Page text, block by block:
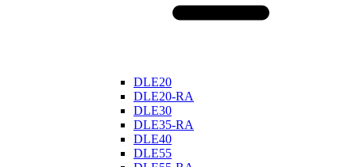
DLE20
DLE20-RA
DLE30
DLE35-RA
DLE40
DLE55